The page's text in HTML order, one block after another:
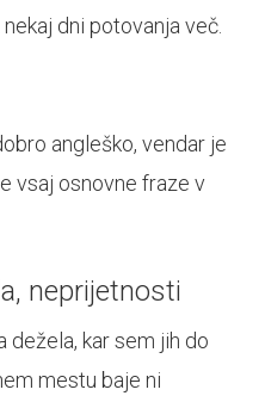
dni potovanja več.
angleško, vendar je
vsaj osnovne fraze v
neprijetnosti
dežela, kar sem jih do
mestu baje ni